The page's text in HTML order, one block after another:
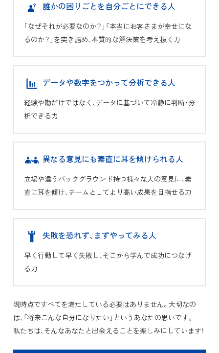
誰かの困りごとを自分ごとにできる人
「なぜそれが必要なのか？」「本当にお客さまが幸せにな
るのか？」を突き詰め、本質的な解決策を考え抜く力
データや数字をつかって分析できる人
経験や勘だけではなく、データに基づいて冷静に判断・分
析できる力
異なる意見にも素直に耳を傾けられる人
立場や違うバックグラウンド持つ様々な人の意見に、素
直に耳を傾け、チームとしてより高い成果を目指せる力
失敗を恐れず、まずやってみる人
早く行動して早く失敗し、そこから学んで成功につなげ
る力
現時点ですべてを満たしている必要はありません。大切なの
は、「将来こんな自分になりたい」というあなたの思いです。
私たちは、そんなあなたと出会えることを楽しみにしています！